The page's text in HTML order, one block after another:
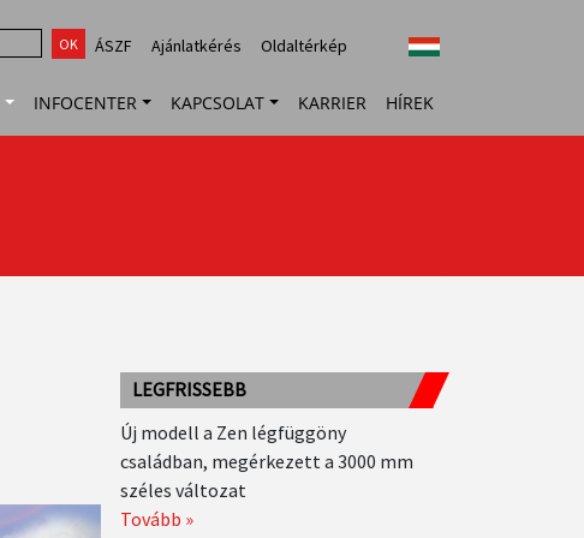
top
ÁSZF Ajánlatkérés Oldaltérkép
INFOCENTER KAPCSOLAT KARRIER HÍREK
LEGFRISSEBB
Új modell a Zen légfüggöny
családban, megérkezett a 3000 mm
széles változat
Tovább »